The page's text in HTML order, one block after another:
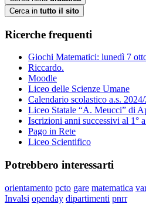
Cerca in tutto il sito
Ricerche frequenti
Giochi Matematici: lunedì 7
Riccardo.
Moodle
Liceo delle Scienze Umane
Calendario scolastico a.s.
Liceo Statale “A. Meucci” di
Iscrizioni anni successivi al 1°
Pago in Rete
Liceo Scientifico
Potrebbero interessarti
orientamento pcto gare matematica
Invalsi openday dipartimenti pnrr